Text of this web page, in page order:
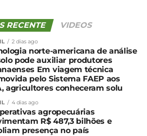
para a região de
Irati
lidera produção de
no Paraná
RECENTE VIDEOS
2 dias ago
norte-americana de análise
pode auxiliar produtores
Em viagem técnica
pelo Sistema FAEP aos
agricultores conheceram solu
4 dias ago
agropecuárias
R$ 487,3 bilhões e
presença no país